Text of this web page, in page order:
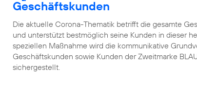
Geschäftskunden
Die aktuelle Corona-Thematik betrifft die gesamte
und unterstützt bestmöglich seine Kunden in dieser
speziellen Maßnahme wird die kommunikative
Geschäftskunden sowie Kunden der Zweitmarke
sichergestellt.